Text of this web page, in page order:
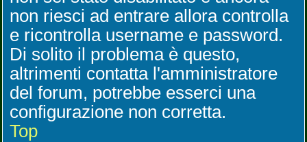
non riesci ad entrare allora controlla
e ricontrolla username e password.
Di solito il problema è questo,
altrimenti contatta l'amministratore
del forum, potrebbe esserci una
configurazione non corretta.
Top